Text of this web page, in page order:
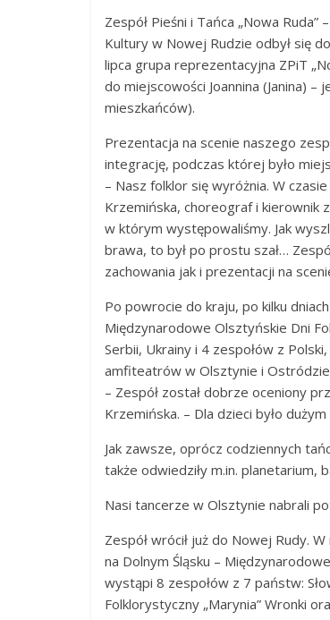
Jugów,
ziemia
kłodzka,
powiat
kłodzki,
Sowie,
Dolny
Śląsk,
informacje,
wiadomości,
wydarzenia
kulturalne,
reklama
Zespół Pieśni i Tańca „Nowa
Kultury w Nowej Rudzie odbył się
lipca grupa reprezentacyjna ZPiT
do miejscowości Joannina (Janina)
mieszkańców).
Prezentacja na scenie naszego
integrację, podczas której było
– Nasz folklor się wyróżnia. W
Krzemińska, choreograf i kierownik
w którym występowaliśmy. Jak
brawa, to był po prostu szał…
zachowania jak i prezentacji na
Po powrocie do kraju, po kilku
Międzynarodowe Olsztyńskie Dni
Serbii, Ukrainy i 4 zespołów z
amfiteatrów w Olsztynie i
– Zespół został dobrze oceniony
Krzemińska. – Dla dzieci było
Jak zawsze, oprócz codziennych
także odwiedziły m.in. planetarium,
Nasi tancerze w Olsztynie nabrali
Zespół wrócił już do Nowej Rudy.
na Dolnym Śląsku –
wystąpi 8 zespołów z 7 państw:
Folklorystyczny „Marynia” Wronki